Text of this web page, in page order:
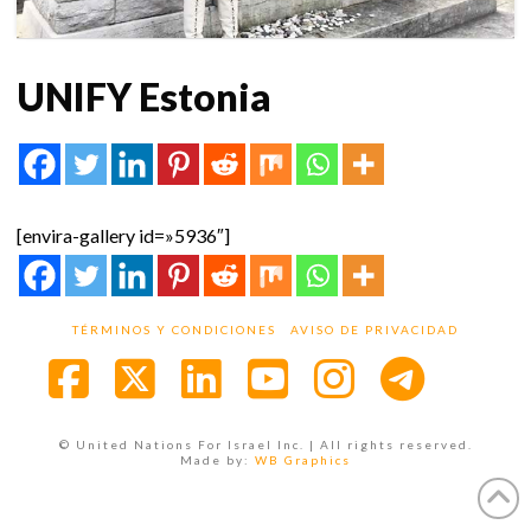
UNIFY Estonia
[envira-gallery id=»5936″]
TÉRMINOS Y CONDICIONES AVISO DE PRIVACIDAD
© United Nations For Israel Inc. | All rights reserved.
Made by: WB Graphics